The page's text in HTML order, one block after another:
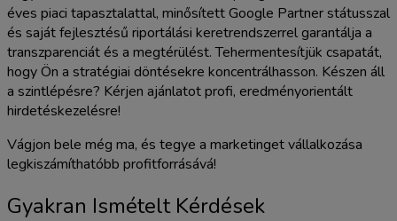
éves piaci tapasztalattal, minősített Google Partner státusszal
és saját fejlesztésű riportálási keretrendszerrel garantálja a
transzparenciát és a megtérülést. Tehermentesítjük csapatát,
hogy Ön a stratégiai döntésekre koncentrálhasson. Készen áll
a szintlépésre? Kérjen ajánlatot profi, eredményorientált
hirdetéskezelésre!
Vágjon bele még ma, és tegye a marketinget vállalkozása
legkiszámíthatóbb profitforrásává!
Gyakran Ismételt Kérdések